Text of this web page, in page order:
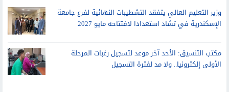
وزير التعليم العالي يتفقد التشطيبات النهائية لفرع جامعة
الإسكندرية في تشاد استعدادا لافتتاحه مايو 2027
مكتب التنسيق: الأحد آخر موعد لتسجيل رغبات المرحلة
الأولى إلكترونيا.. ولا مد لفترة التسجيل